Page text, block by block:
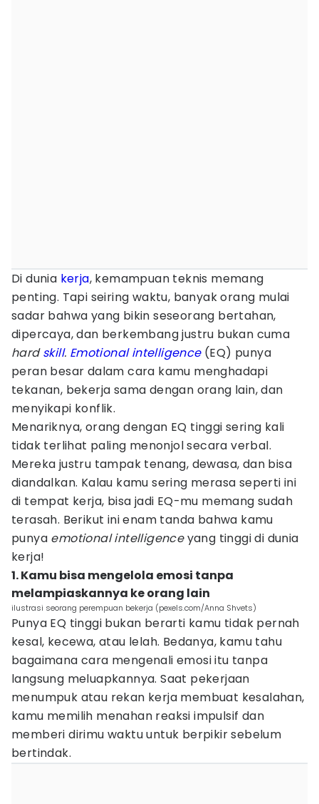
Di dunia kerja, kemampuan teknis memang
penting. Tapi seiring waktu, banyak orang mulai
sadar bahwa yang bikin seseorang bertahan,
dipercaya, dan berkembang justru bukan cuma
hardskill. Emotional intelligence(EQ) punya
peran besar dalam cara kamu menghadapi
tekanan, bekerja sama dengan orang lain, dan
menyikapi konflik.
Menariknya, orang dengan EQ tinggi sering kali
tidak terlihat paling menonjol secara verbal.
Mereka justru tampak tenang, dewasa, dan bisa
diandalkan. Kalau kamu sering merasa seperti ini
di tempat kerja, bisa jadi EQ-mu memang sudah
terasah. Berikut ini enam tanda bahwa kamu
punya emotional intelligenceyang tinggi di dunia
kerja!
1. Kamu bisa mengelola emosi tanpa
melampiaskannya ke orang lain
ilustrasi seorang perempuan bekerja (pexels.com/Anna Shvets)
Punya EQ tinggi bukan berarti kamu tidak pernah
kesal, kecewa, atau lelah. Bedanya, kamu tahu
bagaimana cara mengenali emosi itu tanpa
langsung meluapkannya. Saat pekerjaan
menumpuk atau rekan kerja membuat kesalahan,
kamu memilih menahan reaksi impulsif dan
memberi dirimu waktu untuk berpikir sebelum
bertindak.